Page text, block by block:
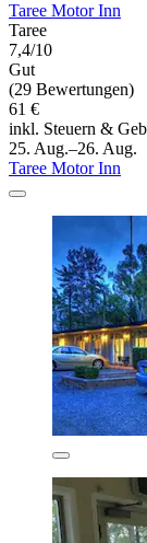
Taree Motor Inn
Taree
7,4/10
Gut
(29 Bewertungen)
61 €
inkl. Steuern &
25. Aug.–26. Aug.
Taree Motor Inn